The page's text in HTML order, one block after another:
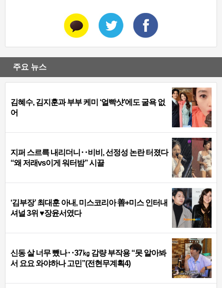
주요 뉴스
김혜수, 김지훈과 부부 케미 ‘얼빡샷’에도 굴욕 없
어
지퍼 스르륵 내리더니‥비비, 선정성 논란 터졌다
“왜 저래vs이게 워터밤” 시끌
‘김부장’ 최대훈 아내, 미스코리아 善+미스 인터내
셔널 3위 ♥장윤서였다
신동 살 너무 뺐나‥37㎏ 감량 부작용 “못 알아봐
서 요요 와야하나 고민”(전현무계획4)